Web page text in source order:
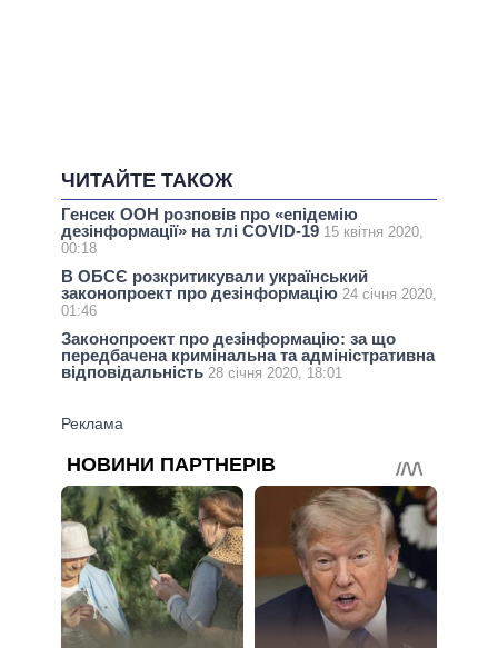
ЧИТАЙТЕ ТАКОЖ
Генсек ООН розповів про «епідемію
дезінформації» на тлі COVID-19 15 квітня 2020,
00:18
В ОБСЄ розкритикували український
законопроект про дезінформацію 24 січня 2020,
01:46
Законопроект про дезінформацію: за що
передбачена кримінальна та адміністративна
відповідальність 28 січня 2020, 18:01